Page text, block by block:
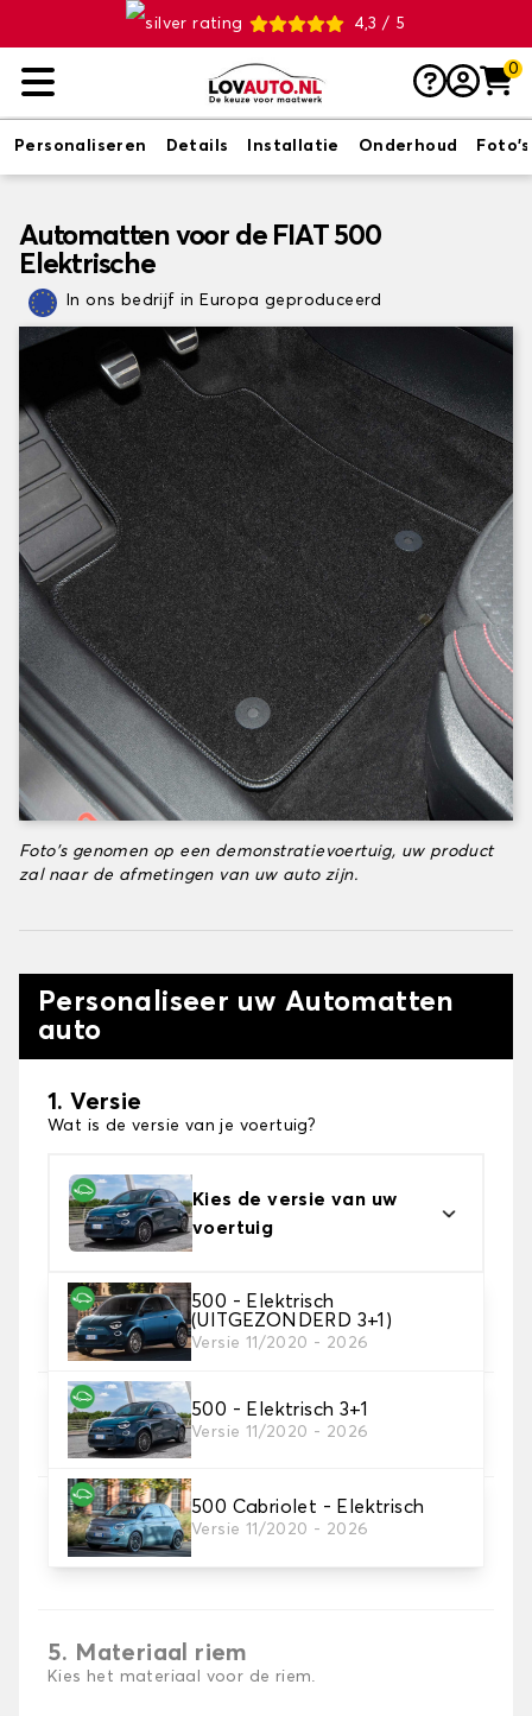
4,3 / 5
0
Personaliseren Details Installatie Onderhoud Foto's
Automatten voor de FIAT 500
Elektrische
In ons bedrijf in Europa geproduceerd
Foto's genomen op een demonstratievoertuig, uw product
zal naar de afmetingen van uw auto zijn.
Personaliseer uw Automatten
auto
1. Versie
Wat is de versie van je voertuig?
Kies de versie van uw
voertuig
500 - Elektrisch
(UITGEZONDERD 3+1)
Versie 11/2020 - 2026
500 - Elektrisch 3+1
Versie 11/2020 - 2026
500 Cabriolet - Elektrisch
Versie 11/2020 - 2026
2. Materiaal
Kies het materiaal van uw automatten
3. Aantal matten
Selecteer het aantal automatten dat je nodig hebt.
4. Tapijt kleuren
Kies de kleur van je tapijt ..
5. Materiaal riem
Kies het materiaal voor de riem.